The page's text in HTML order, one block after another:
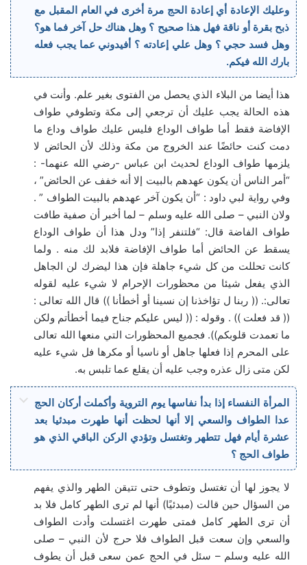
وعليك الإعادة أي إعادة الحج مرة أخرى في العام المقبل مع
ذبح بقرة أو ناقة فهل هذا صحيح ؟ وهل هناك حل آخر فما هو؟
وهل فسد حجي ؟ وهل علي إعادته ؟ أفيدوني عما يجب فعله
بارك الله فيكم.
هذا أيضا من البلاء الذي يحصل من الفتوى بغير علم. وأنت في
هذه الحالة يجب عليك أن ترجعي إلى مكة وتطوفي طواف
الإفاضة فقط أما طواف الوداع فليس عليك طواف وداع ما
دمت كنت حائضًا عند الخروج من مكة وذلك لأن الحائض لا
يلزمها طواف الوداع لحديث ابن عباس -رضي الله عنهما- :
“أمر الناس أن يكون عهدهم بالبيت إلا أنه خفف عن الحائض” ،
وفي رواية لبي داود : “أن يكون آخر عهدهم بالبيت الطواف ” .
ولان النبي – صلى الله عليه وسلم – لما أخبر أن صفية طافت
طواف الفاضة قال: “فلتنفر إذا” ودل هذا أن طواف الوداع
يسقط عن الحائض أما طواف الإفاضة فلابد لك منه . ولما
كانت تحللت من كل شيء جاهلة فإن هذا ليضرك لن الجاهل
الذي يفعل شيئا من محظورات الإحرام لا شيء عليه لقوله
تعالى:. (( ربنا ل تؤاخذنا إن نسينا أو أخطأنا )) قال الله تعالى :
(( قد فعلت )) . وقوله : (( ليس عليكم جناح فيما أخطأتم ولكن
ما تعمدت قلوبكم)). فجميع المحظورات التي منعها الله تعالى
على المحرم إذا فعلها جاهل أو ناسيا أو مكرها فل شيء عليه
لكن متى زال عذره وجب عليه أن يقلع عما تلبس به.
المرأة النفساء إذا بدأ نفاسها يوم التروية وأكملت أركان الحج
عدا الطواف والسعي إلا أنها لحظت أنها طهرت مبدئيا بعد
عشرة أيام فهل تتطهر وتغتسل وتؤدي الركن الباقي الذي هو
طواف الحج ؟
لا يجوز لها أن تغتسل وتطوف حتى تتيقن الطهر والذي يفهم
من السؤال حين قالت (مبدئيًا) أنها لم ترى الطهر كامل فلا بد
أن ترى الطهر كامل فمتى طهرت اغتسلت وأدت الطواف
والسعي وإن سعت قبل الطواف فلا حرج لأن النبي – صلى
الله عليه وسلم – سئل في الحج عمن سعى قبل أن يطوف